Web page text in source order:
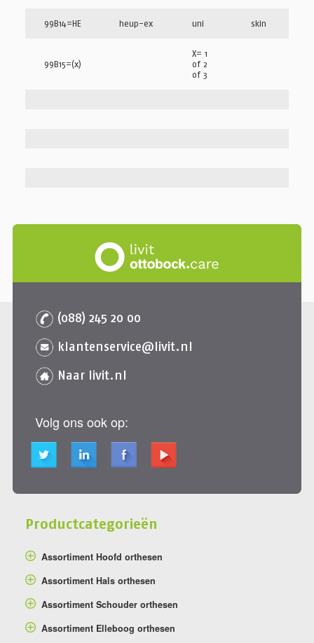
99B14=HE heup-ex uni skin
99B15=(x)
X= 1
of 2
of 3
(088) 245 20 00
klantenservice@livit.nl
Naar livit.nl
Volg ons ook op:
Productcategorieën
Assortiment Hoofd orthesen
Assortiment Hals orthesen
Assortiment Schouder orthesen
Assortiment Elleboog orthesen